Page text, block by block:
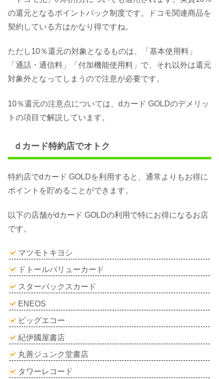
の還元となるポイントバック制度です。ドコモ関連商品を
契約している方はかなり得ですね。
ただし10％還元の対象となるものは、「基本使用料」
「通話・通信料」「付加機能使用料」で、それ以外は還元
対象外となってしまうので注意が必要です。
10％還元の注意点については、dカード GOLDのデメリッ
トの項目で解説しています。
ｄカード特約店でオトク
特約店でdカード GOLDを利用すると、通常よりもお得に
ポイントを貯めることができます。
以下の店舗がdカード GOLDの利用で特にお得になるお店
です。
マツモトキヨシ
ドトールバリューカード
スターバックスカード
ENEOS
ビッグエコー
紀伊國屋書店
丸善ジュンク堂書店
タワーレコード